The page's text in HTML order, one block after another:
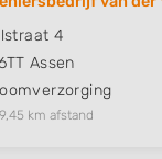
4
Assen
km afstand